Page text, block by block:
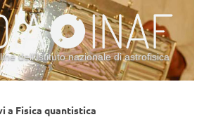
dell’Istituto nazionale di astrofisica
a Fisica quantistica